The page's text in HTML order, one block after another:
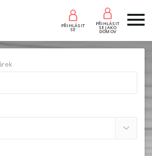
PŘIHLÁSIT
SE
PŘIHLÁSIT
SE JAKO
DOMOV